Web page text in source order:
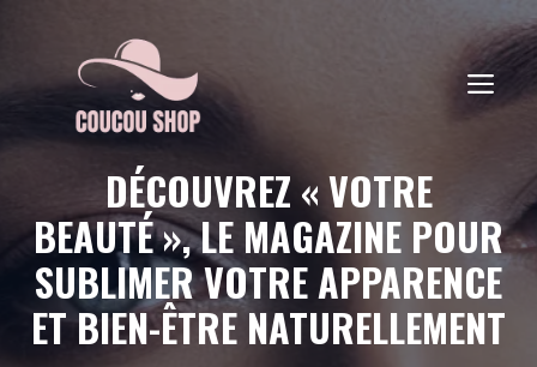
contenu
DÉCOUVREZ « VOTRE
BEAUTÉ », LE MAGAZINE POUR
SUBLIMER VOTRE APPARENCE
ET BIEN-ÊTRE NATURELLEMENT